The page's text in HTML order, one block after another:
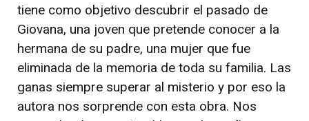
tiene como objetivo descubrir el pasado de
Giovana, una joven que pretende conocer a la
hermana de su padre, una mujer que fue
eliminada de la memoria de toda su familia. Las
ganas siempre superar al misterio y por eso la
autora nos sorprende con esta obra. Nos